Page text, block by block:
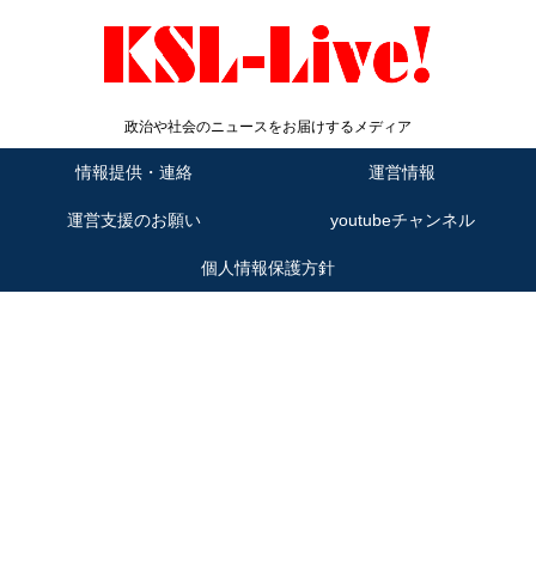
政治や社会のニュースをお届けするメディア
情報提供・連絡 運営情報
運営支援のお願い youtubeチャンネル
個人情報保護方針